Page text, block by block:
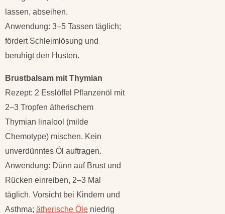
lassen, abseihen.
Anwendung: 3–5 Tassen täglich;
fördert Schleimlösung und
beruhigt den Husten.
Brustbalsam mit Thymian
Rezept: 2 Esslöffel Pflanzenöl mit
2–3 Tropfen ätherischem
Thymian linalool (milde
Chemotype) mischen. Kein
unverdünntes Öl auftragen.
Anwendung: Dünn auf Brust und
Rücken einreiben, 2–3 Mal
täglich. Vorsicht bei Kindern und
Asthma; ätherische Öle niedrig